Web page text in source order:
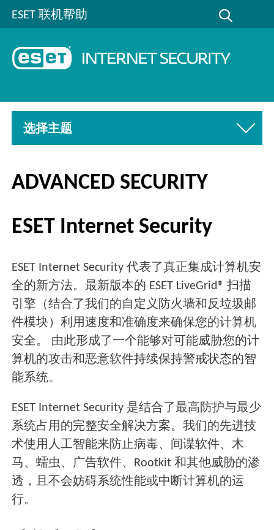
ESET 联机帮助
选择主题
ADVANCED SECURITY
ESET Internet Security
ESET Internet Security 代表了真正集成计算机安
全的新方法。最新版本的 ESET LiveGrid® 扫描
引擎（结合了我们的自定义防火墙和反垃圾邮
件模块）利用速度和准确度来确保您的计算机
安全。 由此形成了一个能够对可能威胁您的计
算机的攻击和恶意软件持续保持警戒状态的智
能系统。
ESET Internet Security 是结合了最高防护与最少
系统占用的完整安全解决方案。我们的先进技
术使用人工智能来防止病毒、间谍软件、木
马、蠕虫、广告软件、Rootkit 和其他威胁的渗
透，且不会妨碍系统性能或中断计算机的运
行。